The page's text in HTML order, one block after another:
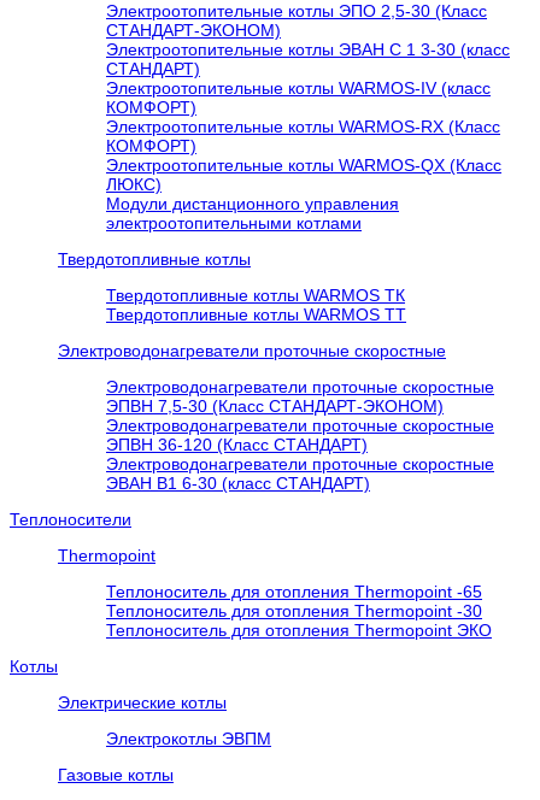
Электроотопительные котлы ЭПО 2,5-30 (Класс
СТАНДАРТ-ЭКОНОМ)
Электроотопительные котлы ЭВАН С 1 3-30 (класс
СТАНДАРТ)
Электроотопительные котлы WARMOS-IV (класс
КОМФОРТ)
Электроотопительные котлы WARMOS-RX (Класс
КОМФОРТ)
Электроотопительные котлы WARMOS-QX (Класс
ЛЮКС)
Модули дистанционного управления
электроотопительными котлами
Твердотопливные котлы
Твердотопливные котлы WARMOS TК
Твердотопливные котлы WARMOS TT
Электроводонагреватели проточные скоростные
Электроводонагреватели проточные скоростные
ЭПВН 7,5-30 (Класс СТАНДАРТ-ЭКОНОМ)
Электроводонагреватели проточные скоростные
ЭПВН 36-120 (Класс СТАНДАРТ)
Электроводонагреватели проточные скоростные
ЭВАН В1 6-30 (класс СТАНДАРТ)
Теплоносители
Thermopoint
Теплоноситель для отопления Thermopoint -65
Теплоноситель для отопления Thermopoint -30
Теплоноситель для отопления Thermopoint ЭКО
Котлы
Электрические котлы
Электрокотлы ЭВПМ
Газовые котлы